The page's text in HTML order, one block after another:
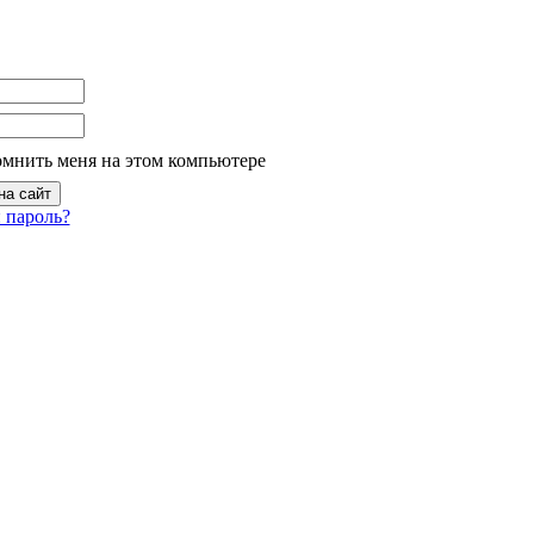
меня на этом компьютере